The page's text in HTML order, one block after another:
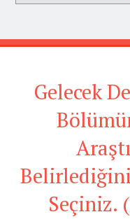
Gelecek
Seçiniz.